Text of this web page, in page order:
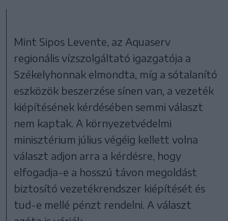
Mint Sipos Levente, az Aquaserv
regionális vízszolgáltató igazgatója a
Székelyhonnak elmondta, míg a sótalanító
eszközök beszerzése sínen van, a vezeték
kiépítésének kérdésében semmi választ
nem kaptak. A környezetvédelmi
minisztérium július végéig kellett volna
választ adjon arra a kérdésre, hogy
elfogadja-e a hosszú távon megoldást
biztosító vezetékrendszer kiépítését és
tud-e mellé pénzt rendelni. A választ